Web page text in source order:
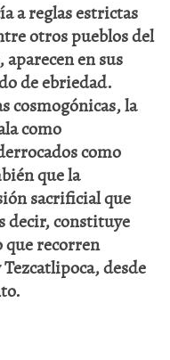
a reglas estrictas
otros pueblos del
en sus
de ebriedad.
cosmogónicas, la
como
como
que la
sacrificial que
decir, constituye
que recorren
desde